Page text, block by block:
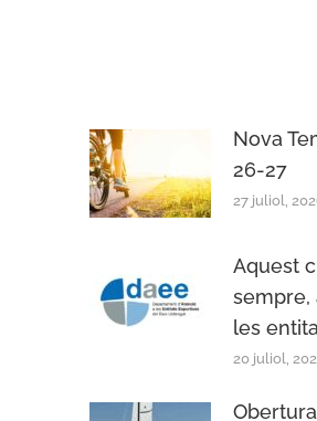
Nova
26-27
27 juliol,
Aquest
sempre,
les
20 juliol,